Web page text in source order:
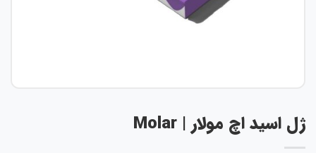
ژل اسید اچ مولار | Molar